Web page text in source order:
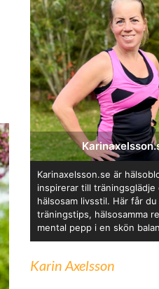
Karinaxelsson.se är
inspirerar till träningsglädje
hälsosam livsstil. Här får du
träningstips, hälsosamma
mental pepp i en skön
Karin Axelsson